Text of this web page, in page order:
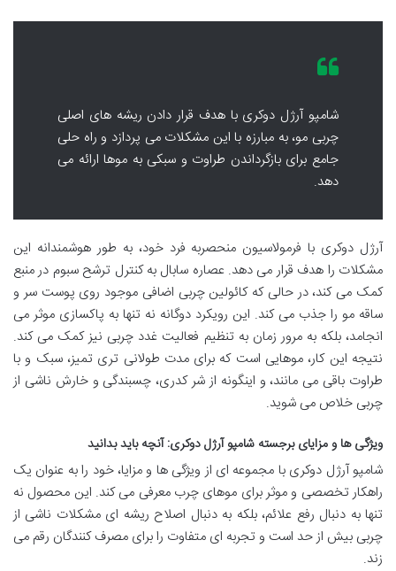
شامپو آرژل دوکری با هدف قرار دادن ریشه های اصلی
چربی مو، به مبارزه با این مشکلات می پردازد و راه حلی
جامع برای بازگرداندن طراوت و سبکی به موها ارائه می
دهد.
آرژل دوکری با فرمولاسیون منحصربه فرد خود، به طور هوشمندانه این
مشکلات را هدف قرار می دهد. عصاره سابال به کنترل ترشح سبوم در منبع
کمک می کند، در حالی که کائولین چربی اضافی موجود روی پوست سر و
ساقه مو را جذب می کند. این رویکرد دوگانه نه تنها به پاکسازی موثر می
انجامد، بلکه به مرور زمان به تنظیم فعالیت غدد چربی نیز کمک می کند.
نتیجه این کار، موهایی است که برای مدت طولانی تری تمیز، سبک و با
طراوت باقی می مانند، و اینگونه از شر کدری، چسبندگی و خارش ناشی از
چربی خلاص می شوید.
ویژگی ها و مزایای برجسته شامپو آرژل دوکری: آنچه باید بدانید
شامپو آرژل دوکری با مجموعه ای از ویژگی ها و مزایا، خود را به عنوان یک
راهکار تخصصی و موثر برای موهای چرب معرفی می کند. این محصول نه
تنها به دنبال رفع علائم، بلکه به دنبال اصلاح ریشه ای مشکلات ناشی از
چربی بیش از حد است و تجربه ای متفاوت را برای مصرف کنندگان رقم می
زند.